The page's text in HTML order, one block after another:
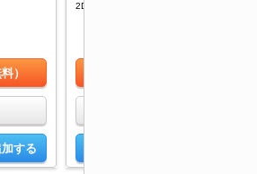
）
する
2DK/42.15㎡